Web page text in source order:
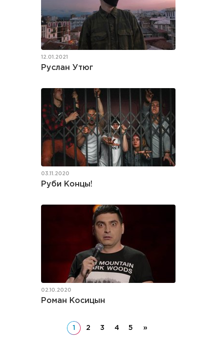
12.01.2021
Руслан Утюг
03.11.2020
Руби Концы!
02.10.2020
Роман Косицын
1 2 3 4 5 »